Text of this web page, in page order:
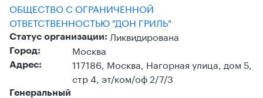
ОБЩЕСТВО С ОГРАНИЧЕННОЙ
ОТВЕТСТВЕННОСТЬЮ "ДОН ГРИЛЬ"
Статус организации: Ликвидирована
Город: Москва
Адрес:
117186, Москва, Нагорная улица, дом 5,
стр 4, эт/ком/оф 2/7/3
Генеральный